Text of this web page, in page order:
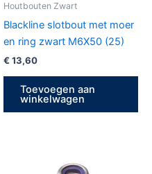
Houtbouten Zwart
Blackline slotbout met moer
en ring zwart M6X50 (25)
€ 13,60
Toevoegen aan
winkelwagen